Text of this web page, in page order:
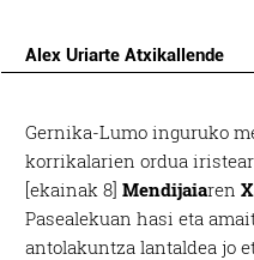
Alex Uriarte Atxikallende
Gernika-Lumo inguruko
korrikalarien ordua
[ekainak 8]Mendijaiaren
Pasealekuan hasi eta
antolakuntza lantaldea jo